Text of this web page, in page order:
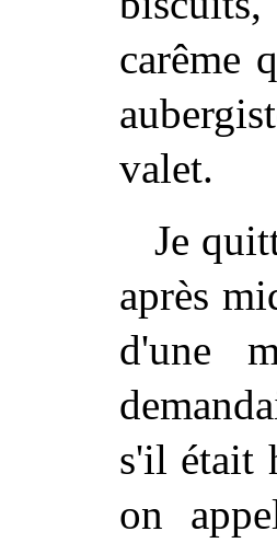
carême
valet.
Je
après
d'une
s'il était
on